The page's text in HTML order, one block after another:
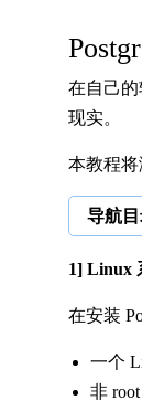
在自己的
现实。
本教程将
导航
1] Linux
在安装
一个
非